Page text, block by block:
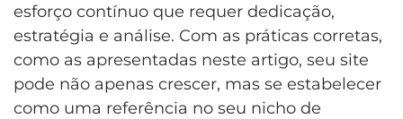
esforço contínuo que requer dedicação,
estratégia e análise. Com as práticas corretas,
como as apresentadas neste artigo, seu site
pode não apenas crescer, mas se estabelecer
como uma referência no seu nicho de